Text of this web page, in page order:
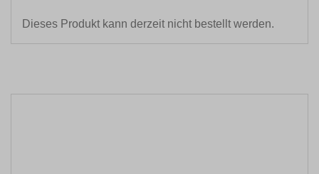
Dieses Produkt kann derzeit nicht bestellt werden.